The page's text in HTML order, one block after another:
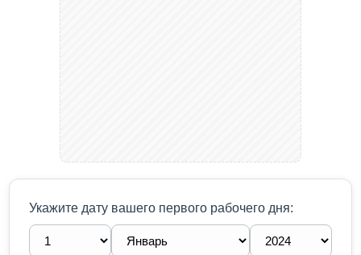
Укажите дату вашего первого рабочего дня: